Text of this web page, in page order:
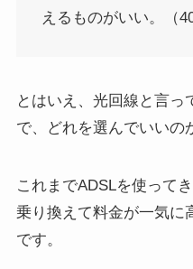
えるものがいい。（
とはいえ、光回線と言っ
で、どれを選んでいいの
これまでADSLを使って
乗り換えて料金が一気に
です。